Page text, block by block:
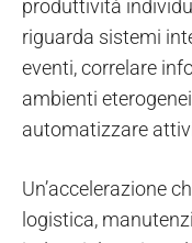
produttività
riguarda sistemi
eventi, correlare
ambienti
automatizzare
Un’accelerazione
logistica,